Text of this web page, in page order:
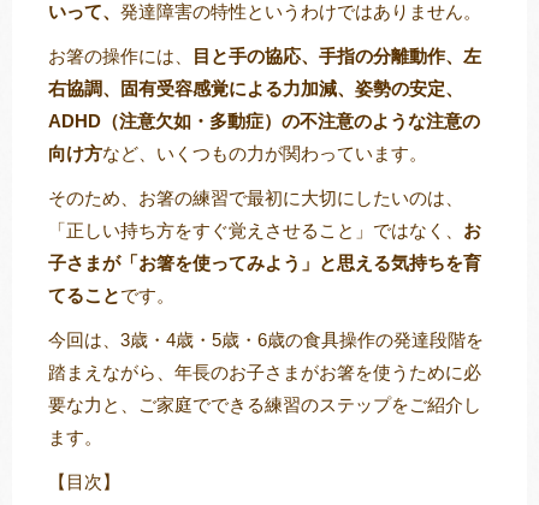
いって、 発達障害の特性というわけではありません。
お箸の操作には、
目と手の協応、手指の分離動作、左
右協調、固有受容感覚による力加減、姿勢の安定、
ADHD（注意欠如・多動症）の不注意のような注意の
向け方など、いくつもの力が関わっています。
そのため、お箸の練習で最初に大切にしたいのは、
「正しい持ち方をすぐ覚えさせること」ではなく、 お
子さまが「お箸を使ってみよう」と思える気持ちを育
てることです。
今回は、3歳・4歳・5歳・6歳の食具操作の発達段階を
踏まえながら、年長のお子さまがお箸を使うために必
要な力と、ご家庭でできる練習のステップをご紹介し
ます。
【目次】